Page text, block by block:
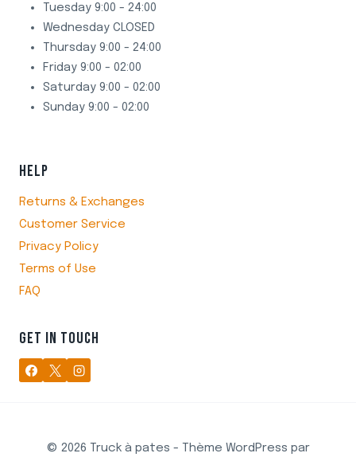
Tuesday 9:00 - 24:00
Wednesday CLOSED
Thursday 9:00 - 24:00
Friday 9:00 - 02:00
Saturday 9:00 - 02:00
Sunday 9:00 - 02:00
HELP
Returns & Exchanges
Customer Service
Privacy Policy
Terms of Use
FAQ
GET IN TOUCH
© 2026 Truck à pates - Thème WordPress par